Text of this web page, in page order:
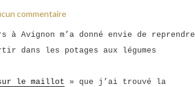
commentaire
m’a donné envie de reprendre
dans les potages aux légumes
le maillot » que j’ai trouvé la